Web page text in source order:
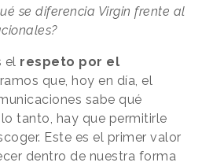
se diferencia Virgin frente al
el respeto por el
que, hoy en día, el
sabe qué
tanto, hay que permitirle
Este es el primer valor
dentro de nuestra forma